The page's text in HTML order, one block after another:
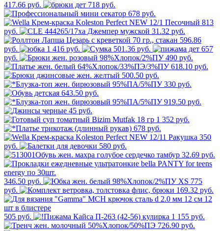
417.66 руб.
718 руб.
678 руб.
813
руб.
31.32 руб.
596.86
руб.
1 416 руб. 501.36 руб.
657
руб.
490 руб.
618.10 руб.
500.50 руб.
330 руб.
643.50 руб.
919.50 руб.
45 руб.
1 352 руб.
678 руб.
350
руб.
580 руб.
32.69 руб.
346.50 руб.
775
руб.
169.32 руб.
505 руб.
1 155 руб.
726.90 руб.